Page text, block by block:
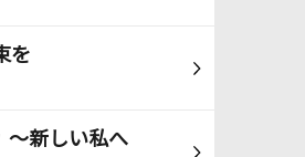
を
新しい私へ